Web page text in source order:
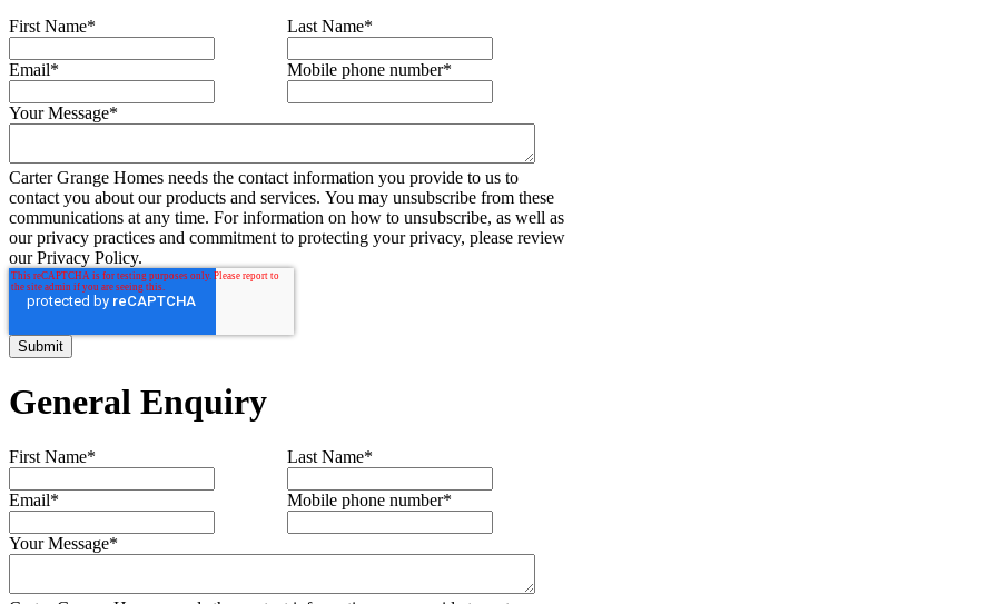
First Name* Last Name*
Email* Mobile phone number*
Your Message*
Carter Grange Homes needs the contact information you provide to us to
contact you about our products and services. You may unsubscribe from these
communications at any time. For information on how to unsubscribe, as well as
our privacy practices and commitment to protecting your privacy, please review
our Privacy Policy.
General Enquiry
First Name* Last Name*
Email* Mobile phone number*
Your Message*